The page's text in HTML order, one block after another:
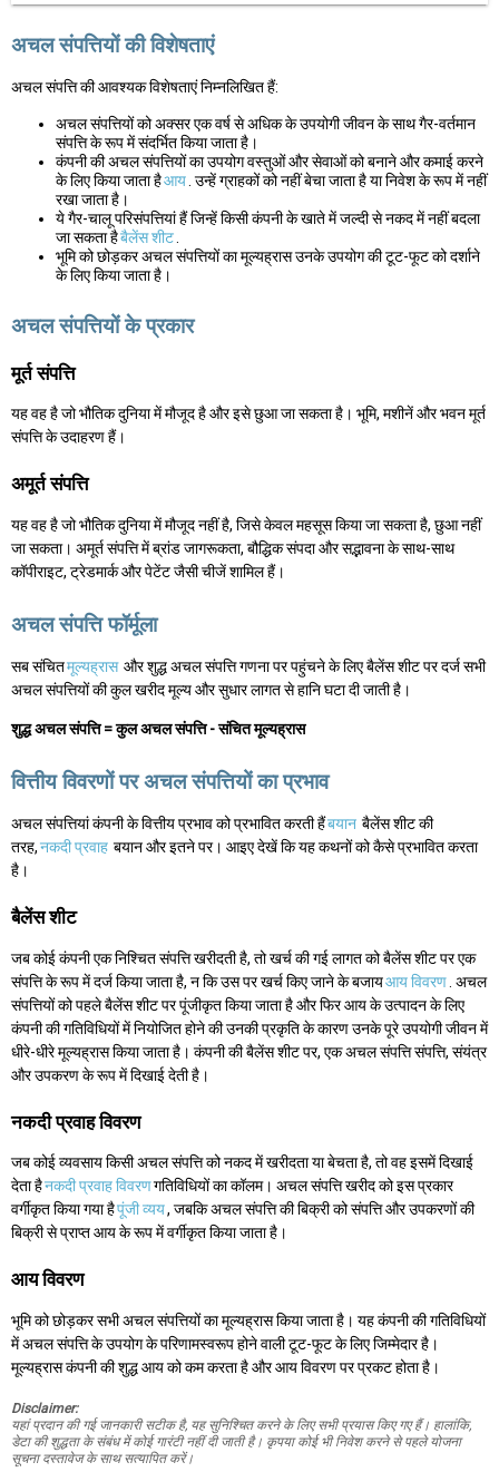
अचल संपत्तियों की विशेषताएं
अचल संपत्ति की आवश्यक विशेषताएं निम्नलिखित हैं:
अचल संपत्तियों को अक्सर एक वर्ष से अधिक के उपयोगी जीवन के साथ गैर-वर्तमान
संपत्ति के रूप में संदर्भित किया जाता है।
कंपनी की अचल संपत्तियों का उपयोग वस्तुओं और सेवाओं को बनाने और कमाई करने
के लिए किया जाता हैआय . उन्हें ग्राहकों को नहीं बेचा जाता है या निवेश के रूप में नहीं
रखा जाता है।
ये गैर-चालू परिसंपत्तियां हैं जिन्हें किसी कंपनी के खाते में जल्दी से नकद में नहीं बदला
जा सकता हैबैलेंस शीट
भूमि को छोड़कर अचल संपत्तियों का मूल्यह्रास उनके उपयोग की टूट-फूट को दर्शाने
के लिए किया जाता है।
अचल संपत्तियों के प्रकार
मूर्त संपत्ति
यह वह है जो भौतिक दुनिया में मौजूद है और इसे छुआ जा सकता है। भूमि, मशीनें और भवन मूर्त
संपत्ति के उदाहरण हैं।
अमूर्त संपत्ति
यह वह है जो भौतिक दुनिया में मौजूद नहीं है, जिसे केवल महसूस किया जा सकता है, छुआ नहीं
जा सकता। अमूर्त संपत्ति में ब्रांड जागरूकता, बौद्धिक संपदा और सद्भावना के साथ-साथ
कॉपीराइट, ट्रेडमार्क और पेटेंट जैसी चीजें शामिल हैं।
अचल संपत्ति फॉर्मूला
सब संचितमूल्यह्रास और शुद्ध अचल संपत्ति गणना पर पहुंचने के लिए बैलेंस शीट पर दर्ज सभी
अचल संपत्तियों की कुल खरीद मूल्य और सुधार लागत से हानि घटा दी जाती है।
शुद्ध अचल संपत्ति = कुल अचल संपत्ति - संचित मूल्यह्रास
वित्तीय विवरणों पर अचल संपत्तियों का प्रभाव
अचल संपत्तियां कंपनी के वित्तीय प्रभाव को प्रभावित करती हैंबयान बैलेंस शीट की
तरह,नकदी प्रवाह बयान और इतने पर। आइए देखें कि यह कथनों को कैसे प्रभावित करता
है।
बैलेंस शीट
जब कोई कंपनी एक निश्चित संपत्ति खरीदती है, तो खर्च की गई लागत को बैलेंस शीट पर एक
संपत्ति के रूप में दर्ज किया जाता है, न कि उस पर खर्च किए जाने के बजायआय विवरण . अचल
संपत्तियों को पहले बैलेंस शीट पर पूंजीकृत किया जाता है और फिर आय के उत्पादन के लिए
कंपनी की गतिविधियों में नियोजित होने की उनकी प्रकृति के कारण उनके पूरे उपयोगी जीवन में
धीरे-धीरे मूल्यह्रास किया जाता है। कंपनी की बैलेंस शीट पर, एक अचल संपत्ति संपत्ति, संयंत्र
और उपकरण के रूप में दिखाई देती है।
नकदी प्रवाह विवरण
जब कोई व्यवसाय किसी अचल संपत्ति को नकद में खरीदता या बेचता है, तो वह इसमें दिखाई
देता हैनकदी प्रवाह विवरणगतिविधियों का कॉलम। अचल संपत्ति खरीद को इस प्रकार
वर्गीकृत किया गया हैपूंजी व्यय, जबकि अचल संपत्ति की बिक्री को संपत्ति और उपकरणों की
बिक्री से प्राप्त आय के रूप में वर्गीकृत किया जाता है।
आय विवरण
भूमि को छोड़कर सभी अचल संपत्तियों का मूल्यह्रास किया जाता है। यह कंपनी की गतिविधियों
में अचल संपत्ति के उपयोग के परिणामस्वरूप होने वाली टूट-फूट के लिए जिम्मेदार है।
मूल्यह्रास कंपनी की शुद्ध आय को कम करता है और आय विवरण पर प्रकट होता है।
Disclaimer:
यहां प्रदान की गई जानकारी सटीक है, यह सुनिश्चित करने के लिए सभी प्रयास किए गए हैं। हालांकि,
डेटा की शुद्धता के संबंध में कोई गारंटी नहीं दी जाती है। कृपया कोई भी निवेश करने से पहले योजना
सूचना दस्तावेज के साथ सत्यापित करें।